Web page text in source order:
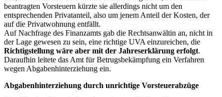
beantragten Vorsteuern kürzte sie allerdings nicht um den
entsprechenden Privatanteil, also um jenem Anteil der Kosten, der
auf die Privatwohnung entfällt.
Auf Nachfrage des Finanzamts gab die Rechtsanwältin an, nicht in
der Lage gewesen zu sein, eine richtige UVA einzureichen, die
Richtigstellung wäre aber mit der Jahreserklärung erfolgt.
Daraufhin leitete das Amt für Betrugsbekämpfung ein Verfahren
wegen Abgabenhinterziehung ein.
Abgabenhinterziehung durch unrichtige Vorsteuerabzüge